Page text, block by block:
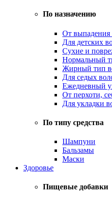
По назначению
От выпадения
Для детских
Сухие и
Нормальный
Жирный тип
Для седых
Ежедневный
От перхоти,
Для укладки
По типу средства
Шампуни
Бальзамы
Маски
Здоровье
Пищевые добавки